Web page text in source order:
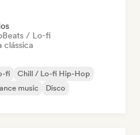
Beats / Lo-fi
clássica
fi
Chill / Lo-fi Hip-Hop
music
Disco